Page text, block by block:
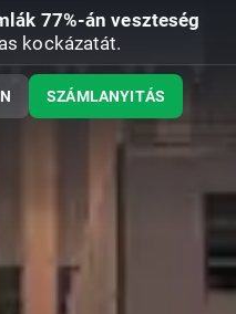
77%-án veszteség
kockázatát.
SZÁMLANYITÁS